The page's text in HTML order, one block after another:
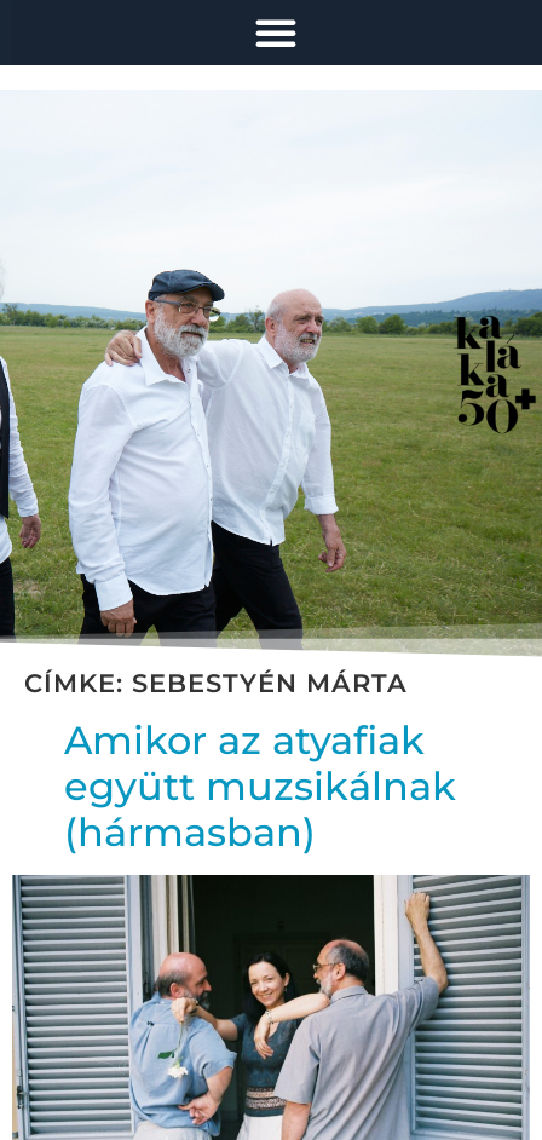
CÍMKE: SEBESTYÉN MÁRTA
Amikor az atyafiak
együtt muzsikálnak
(hármasban)